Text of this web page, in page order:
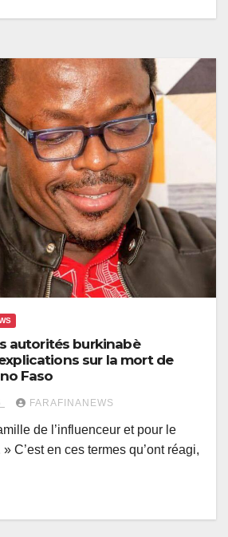
autorités burkinabè
sur la mort de
Faso
FARAFINANEWS
de l’influenceur et pour le
C’est en ces termes qu’ont réagi,